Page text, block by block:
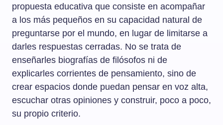
propuesta educativa que consiste en acompañar
a los más pequeños en su capacidad natural de
preguntarse por el mundo, en lugar de limitarse a
darles respuestas cerradas. No se trata de
enseñarles biografías de filósofos ni de
explicarles corrientes de pensamiento, sino de
crear espacios donde puedan pensar en voz alta,
escuchar otras opiniones y construir, poco a poco,
su propio criterio.